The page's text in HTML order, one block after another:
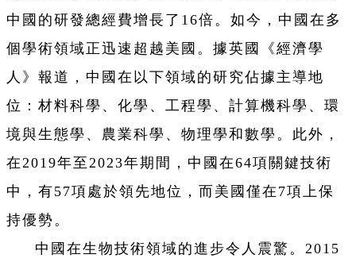
中國的研發總經費增長了16倍。如今，中國在多
個學術領域正迅速超越美國。據英國《經濟學
人》報道，中國在以下領域的研究佔據主導地
位：材料科學、化學、工程學、計算機科學、環
境與生態學、農業科學、物理學和數學。此外，
在2019年至2023年期間，中國在64項關鍵技術
中，有57項處於領先地位，而美國僅在7項上保
持優勢。
中國在生物技術領域的進步令人震驚。2015